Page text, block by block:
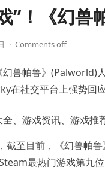
”！《幻兽
· Comments off
兽帕鲁》(Palworld)
在社交平台上强势回
截至目前，《幻兽帕
最热门游戏第九